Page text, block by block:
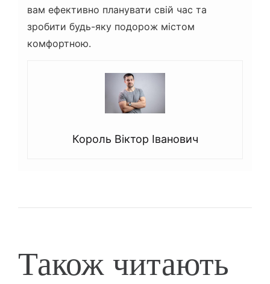
вам ефективно планувати свій час та
зробити будь-яку подорож містом
комфортною.
Король Віктор Іванович
Також читають